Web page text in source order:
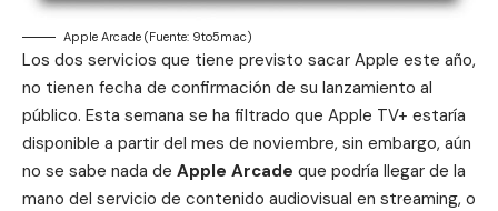
Apple Arcade (Fuente: 9to5mac)
Los dos servicios que tiene previsto sacar Apple este año,
no tienen fecha de confirmación de su lanzamiento al
público. Esta semana se ha filtrado que Apple TV+ estaría
disponible a partir del mes de noviembre, sin embargo, aún
no se sabe nada de Apple Arcade que podría llegar de la
mano del servicio de contenido audiovisual en streaming, o